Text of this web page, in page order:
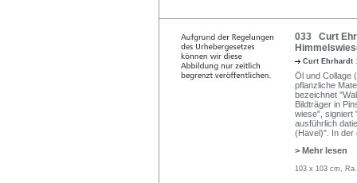
033 Curt
Curt Ehrhardt
Öl und Collage
pflanzliche
bezeichnet
Bildträger in
wiese", signiert
ausführlich
(Havel)". In der
> Mehr lesen
103 x 103 cm,